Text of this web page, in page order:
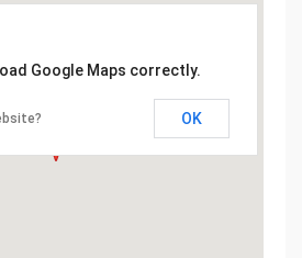
Google Maps correctly.
OK